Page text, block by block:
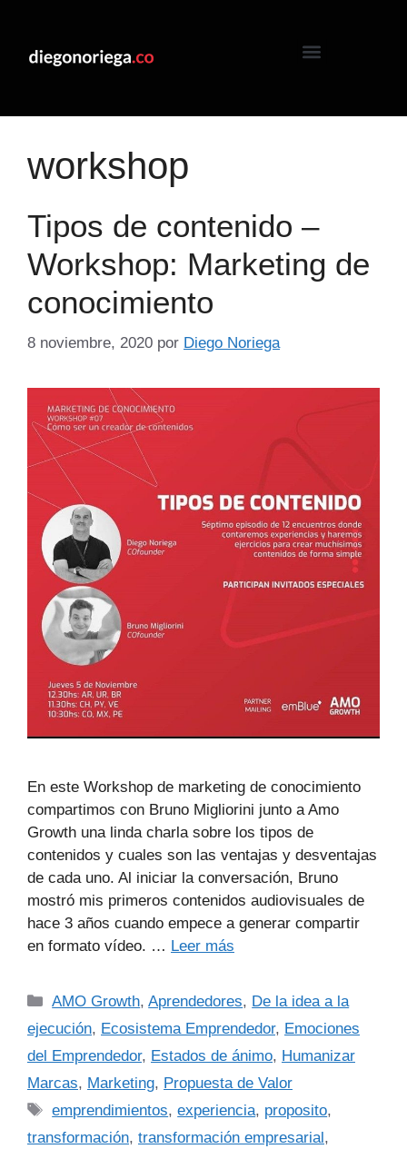
workshop
Tipos de contenido –
Workshop: Marketing de
conocimiento
8 noviembre, 2020 por Diego Noriega
En este Workshop de marketing de conocimiento
compartimos con Bruno Migliorini junto a Amo
Growth una linda charla sobre los tipos de
contenidos y cuales son las ventajas y desventajas
de cada uno. Al iniciar la conversación, Bruno
mostró mis primeros contenidos audiovisuales de
hace 3 años cuando empece a generar compartir
en formato vídeo. … Leer más
AMO Growth,Aprendedores, De la idea a la
ejecución, Ecosistema Emprendedor, Emociones
del Emprendedor, Estados de ánimo, Humanizar
Marcas, Marketing, Propuesta de Valor
emprendimientos,experiencia, proposito,
transformación, transformación empresarial,